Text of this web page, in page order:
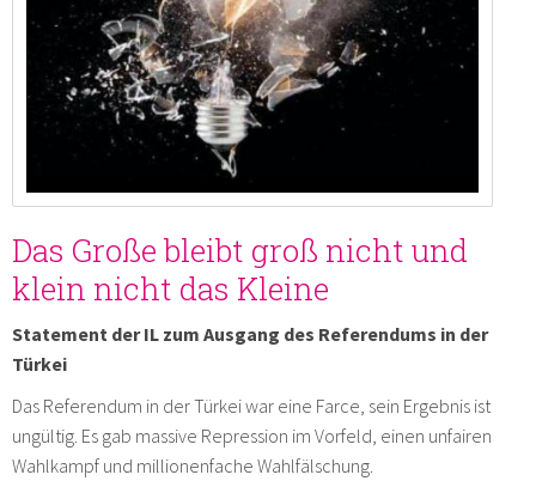
Das Große bleibt groß nicht und
klein nicht das Kleine
Statement der IL zum Ausgang des Referendums in der
Türkei
Das Referendum in der Türkei war eine Farce, sein Ergebnis ist
ungültig. Es gab massive Repression im Vorfeld, einen unfairen
Wahlkampf und millionenfache Wahlfälschung.